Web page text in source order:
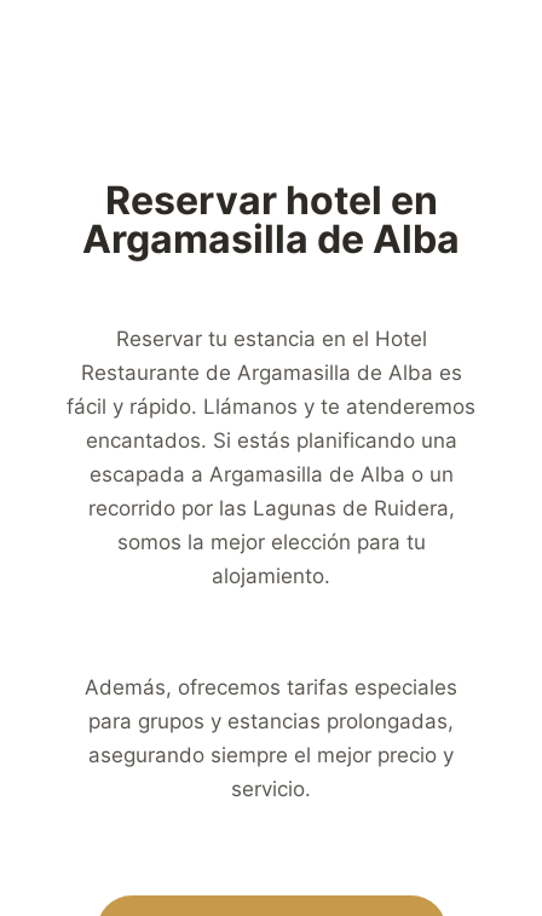
Reservar hotel en
Argamasilla de Alba
Reservar tu estancia en el Hotel
Restaurante de Argamasilla de Alba es
fácil y rápido. Llámanos y te atenderemos
encantados. Si estás planificando una
escapada a Argamasilla de Alba o un
recorrido por las Lagunas de Ruidera,
somos la mejor elección para tu
alojamiento.
Además, ofrecemos tarifas especiales
para grupos y estancias prolongadas,
asegurando siempre el mejor precio y
servicio.